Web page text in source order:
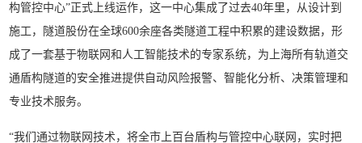
构管控中心”正式上线运作，这一中心集成了过去40年里，从设计到
施工，隧道股份在全球600余座各类隧道工程中积累的建设数据，形
成了一套基于物联网和人工智能技术的专家系统，为上海所有轨道交
通盾构隧道的安全推进提供自动风险报警、智能化分析、决策管理和
专业技术服务。
“我们通过物联网技术，将全市上百台盾构与管控中心联网，实时把